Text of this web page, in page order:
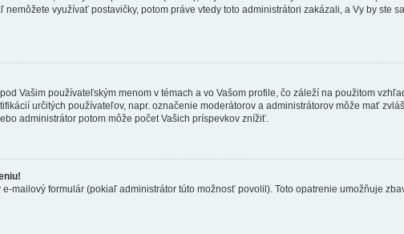
využívať postavičky, potom práve vtedy toto administrátori zakázali, a Vy by ste
Vašim používateľským menom v témach a vo Vašom profile, čo záleží na použitom
určitých používateľov, napr. označenie moderátorov a administrátorov môže mať
administrátor potom môže počet Vašich príspevkov znížiť.
mailový formulár (pokiaľ administrátor túto možnosť povolil). Toto opatrenie umožňuje